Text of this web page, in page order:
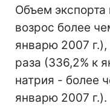
Объем экспорта
возрос более
январю 2007
раза (336,2% к
натрия - более
январю 2007 г.).